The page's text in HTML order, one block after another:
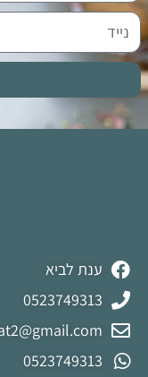
ענת לביא
0523749313
0523749313